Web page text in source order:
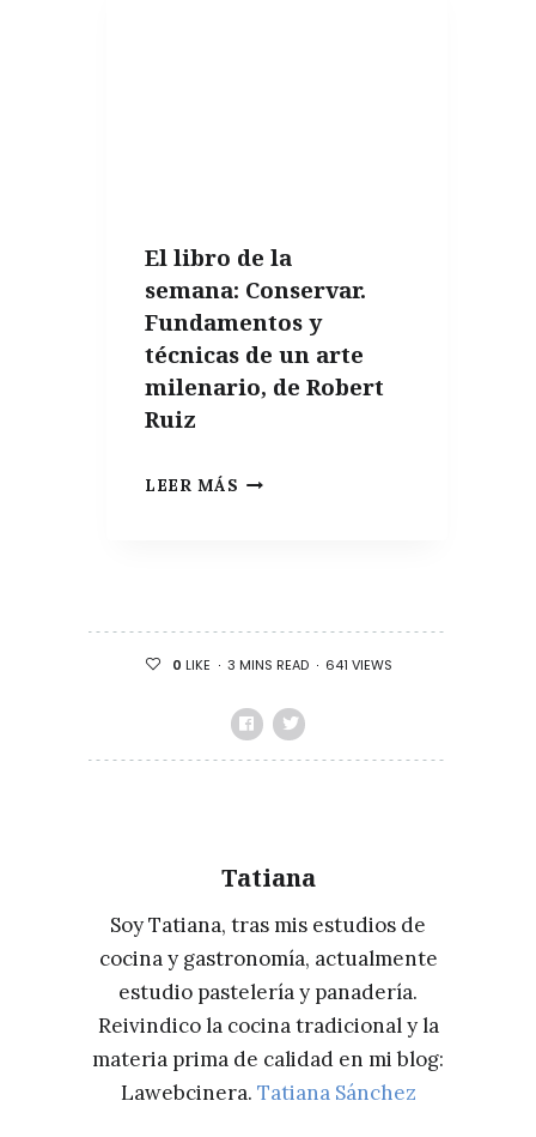
PARA
UNA
ALIMENTACIÓN
SALUDABLE
El libro de la
semana: Conservar.
Fundamentos y
técnicas de un arte
milenario, de Robert
Ruiz
LEER MÁS EL
TÉCNICAS
DE
ROBERT
RUIZ
0 LIKE 3 MINS READ 641 VIEWS
Tatiana
Soy Tatiana, tras mis estudios de
cocina y gastronomía, actualmente
estudio pastelería y panadería.
Reivindico la cocina tradicional y la
materia prima de calidad en mi blog:
Lawebcinera. Tatiana Sánchez